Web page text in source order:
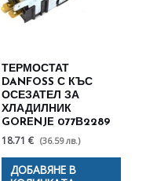
ТЕРМОСТАТ
DANFOSS С КЪС
ОСЕЗАТЕЛ ЗА
ХЛАДИЛНИК
GORENJE 077В2289
18.71 € (36.59 лв.)
ДОБАВЯНЕ В